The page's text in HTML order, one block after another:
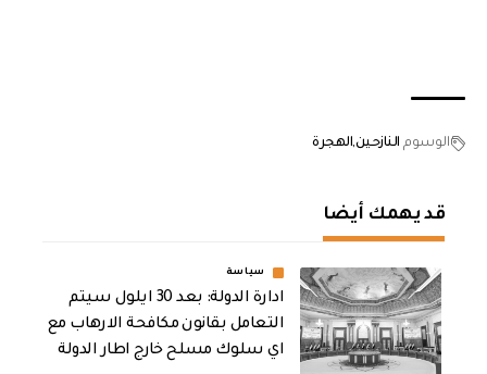
الوسوم النازحينالهجرة
قد يهمك أيضا
سياسة
ادارة الدولة: بعد 30 ايلول سيتم
التعامل بقانون مكافحة الارهاب مع
اي سلوك مسلح خارج اطار الدولة